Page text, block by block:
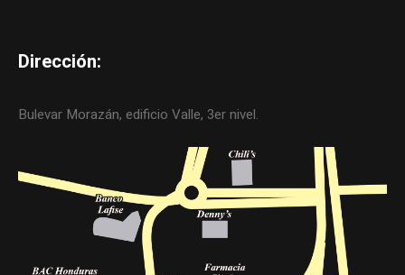
Dirección:
Bulevar Morazán, edificio Valle, 3er nivel.